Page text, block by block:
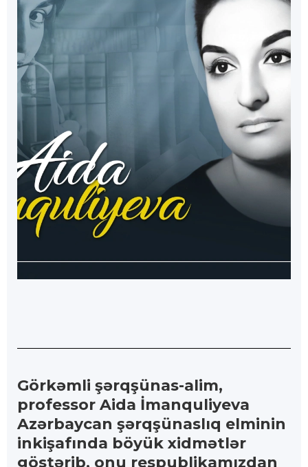
Görkəmli şərqşünas-alim,
professor Aida İmanquliyeva
Azərbaycan şərqşünaslıq elminin
inkişafında böyük xidmətlər
göstərib, onu respublikamızdan